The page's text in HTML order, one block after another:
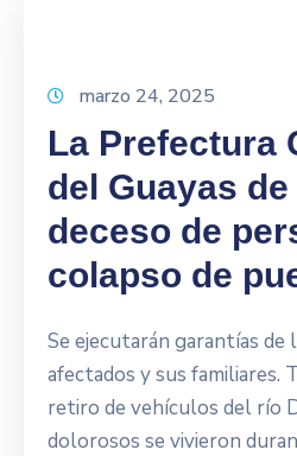
marzo 24, 2025
La Prefectura
del Guayas
deceso de
colapso de
Se ejecutarán garantías de
afectados y sus familiares.
retiro de vehículos del río
dolorosos se vivieron